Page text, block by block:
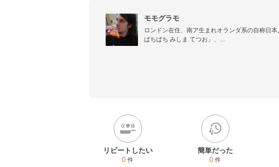
モモグラモ
ロンドン在住、南ア生まれオランダ系の自称日
ぱちぱち みしま てつお」、
リピートしたい
0 件
簡単だった
0 件